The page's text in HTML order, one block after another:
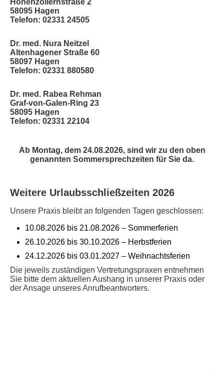
58095 Hagen
Telefon: 02331 24505
Dr. med. Nura Neitzel
Altenhagener Straße 60
58097 Hagen
Telefon: 02331 880580
Dr. med. Rabea Rehman
Graf-von-Galen-Ring 23
58095 Hagen
Telefon: 02331 22104
Ab Montag, dem 24.08.2026, sind wir zu den oben
genannten Sommersprechzeiten für Sie da.
Weitere Urlaubsschließzeiten 2026
Unsere Praxis bleibt an folgenden Tagen geschlossen:
10.08.2026 bis 21.08.2026 – Sommerferien
26.10.2026 bis 30.10.2026 – Herbstferien
24.12.2026 bis 03.01.2027 – Weihnachtsferien
Die jeweils zuständigen Vertretungspraxen entnehmen
Sie bitte dem aktuellen Aushang in unserer Praxis oder
der Ansage unseres Anrufbeantworters.